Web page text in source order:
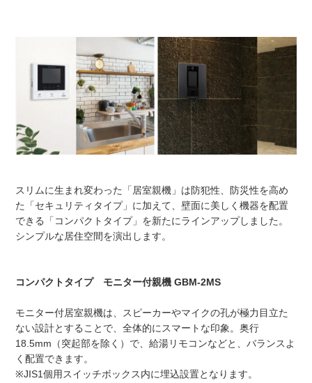
スリムに生まれ変わった「居室親機」は防犯性、防災性を高め
た「セキュリティタイプ」に加えて、壁面に美しく機器を配置
できる「コンパクトタイプ」を新たにラインアップしました。
シンプルな居住空間を演出します。
コンパクトタイプ モニター付親機 GBM-2MS
モニター付居室親機は、スピーカーやマイクの孔が極力目立た
ない設計とすることで、全体的にスマートな印象。奥行
18.5mm（突起部を除く）で、給湯リモコンなどと、バランスよ
く配置できます。
※JIS1個用スイッチボックス内に埋込設置となります。